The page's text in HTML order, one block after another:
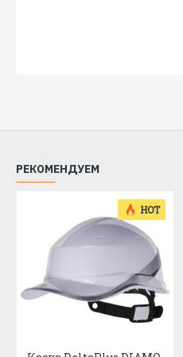
РЕКОМЕНДУЕМ
HOT